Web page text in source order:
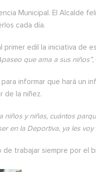
Municipal. El Alcalde
cada día.
primer edil la iniciativa de
que ama a sus niños”,
informar que hará un
de la niñez.
y niñas, cuántos
en la Deportiva, ya les voy
trabajar siempre por el